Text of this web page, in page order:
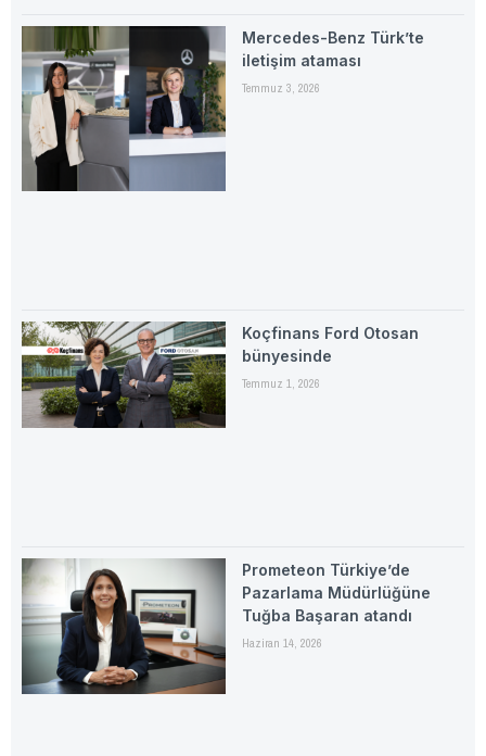
Mercedes-Benz Türk’te
iletişim ataması
Temmuz 3, 2026
Koçfinans Ford Otosan
bünyesinde
Temmuz 1, 2026
Prometeon Türkiye’de
Pazarlama Müdürlüğüne
Tuğba Başaran atandı
Haziran 14, 2026